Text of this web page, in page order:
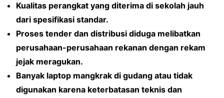
Kualitas perangkat yang diterima di sekolah jauh
dari spesifikasi standar.
Proses tender dan distribusi diduga melibatkan
perusahaan-perusahaan rekanan dengan rekam
jejak meragukan.
Banyak laptop mangkrak di gudang atau tidak
digunakan karena keterbatasan teknis dan